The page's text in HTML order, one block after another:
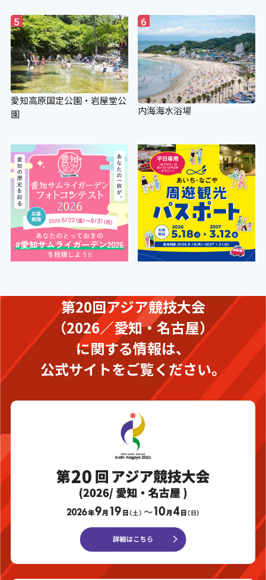
×
5
愛知高原国定公園・岩屋堂公
園
6
内海海水浴場
第20回アジア競技大会
（2026／愛知・名古屋）
に関する情報は、
公式サイトをご覧ください。